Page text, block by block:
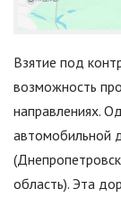
Взятие под
возможность
направлениях.
автомобильной
область). Эта